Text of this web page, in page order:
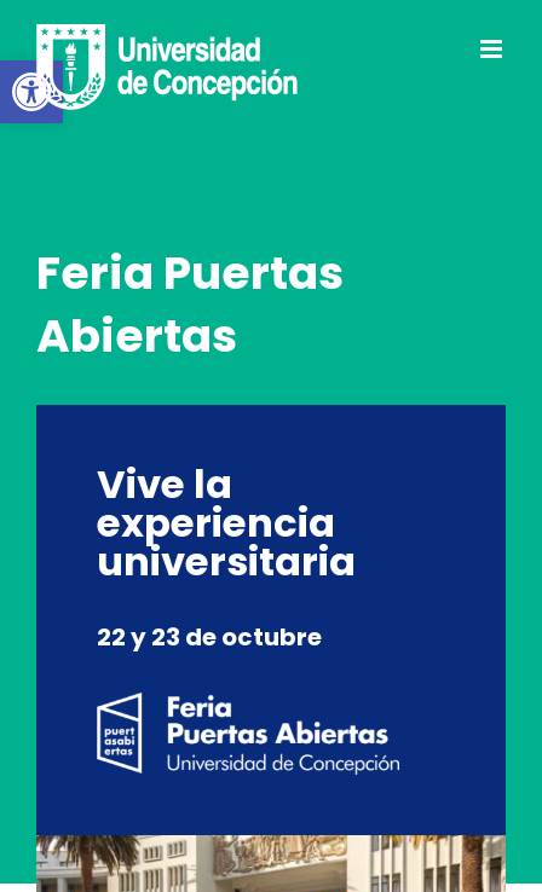
Abrir barra de herramientas
content
Feria Puertas
Abiertas
Vive la
experiencia
universitaria
22 y 23 de octubre